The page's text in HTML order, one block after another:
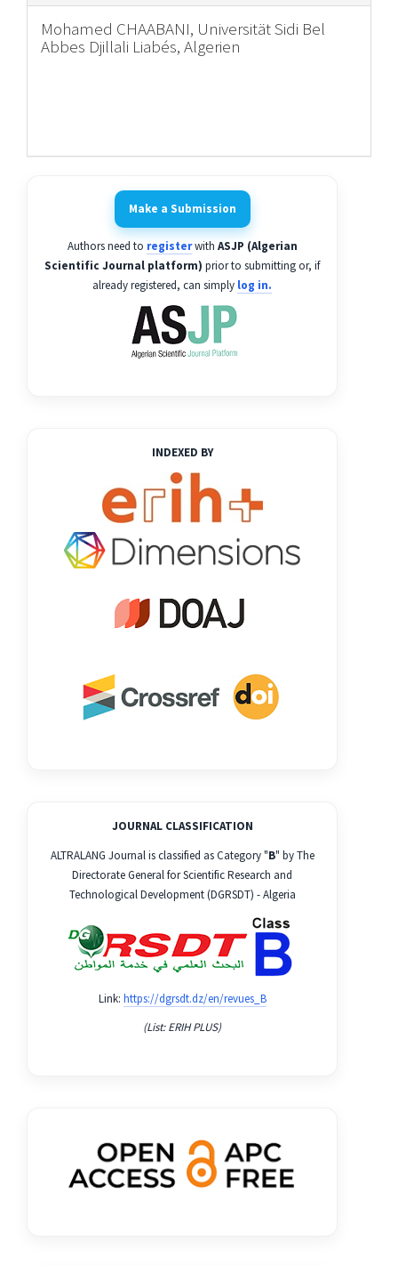
Mohamed CHAABANI, Universität Sidi Bel
Abbes Djillali Liabés, Algerien
Make a Submission
Authors need to registerwith ASJP (Algerian
Scientific Journal platform) prior to submitting or, if
already registered, can simply log in.
INDEXED BY
JOURNAL CLASSIFICATION
ALTRALANG Journal is classified as Category "B" by The
Directorate General for Scientific Research and
Technological Development (DGRSDT) - Algeria
Link: https://dgrsdt.dz/en/revues_B
(List: ERIH PLUS)